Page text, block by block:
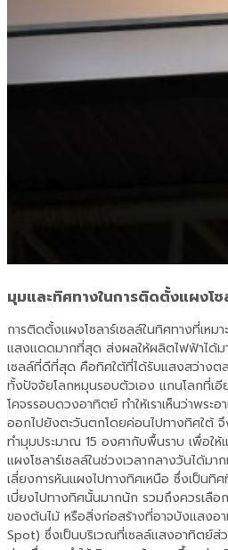
มุมและทิศทางในการติดตั้งแผงโซ
การติดตั้งแผงโซลาร์เซลล์ในทิศทางที่เหม
แสงแดดมากที่สุด ส่งผลให้ผลิตไฟฟ้าได้
เซลล์ที่ดีที่สุด คือทิศใต้ที่ได้รับแสงสว่างต
ทั้งปัจจัยโลกหมุนรอบตัวเอง แกนโลกที่เ
โคจรรอบดวงอาทิตย์ ทำให้เราเห็นว่าพระ
ออกไปยังตะวันตกโดยค่อนไปทางทิศใต้ จึ
ทำมุมประมาณ 15 องศากับพื้นราบ เพื่อใ
แผงโซลาร์เซลล์ในช่วงเวลากลางวันได้ม
เลี่ยงการหันแผงไปทางทิศเหนือ ซึ่งเป็นทิ
เบี่ยงไปทางทิศนั้นมากนัก รวมถึงควรเลื
ของต้นไม้ หรือสิ่งก่อสร้างที่อาจบังแสงอ
Spot) ซึ่งเป็นบริเวณที่เซลล์แสงอาทิตย์ส่